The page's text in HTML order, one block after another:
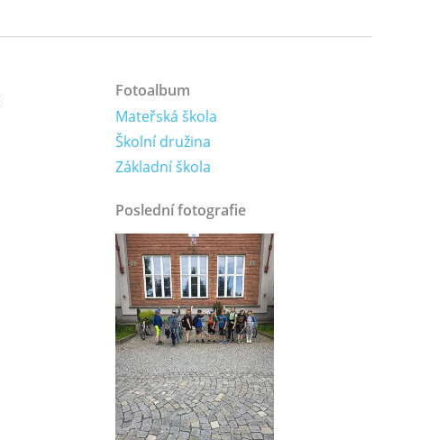
Fotoalbum
Mateřská škola
Školní družina
Základní škola
Poslední fotografie